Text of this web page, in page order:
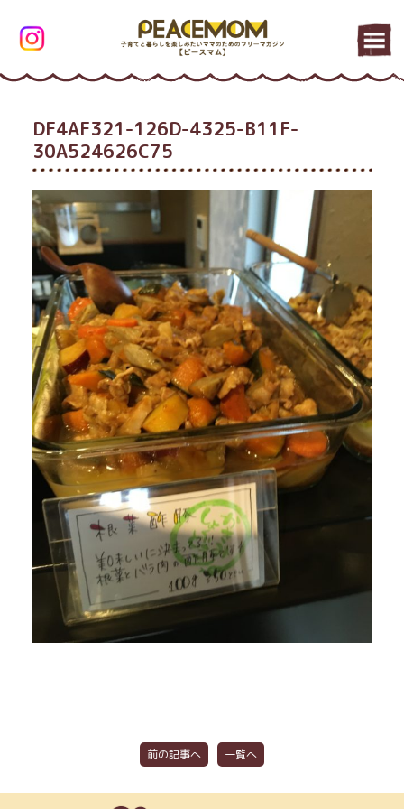
DF4AF321-126D-4325-B11F-
30A524626C75
前の記事へ 一覧へ